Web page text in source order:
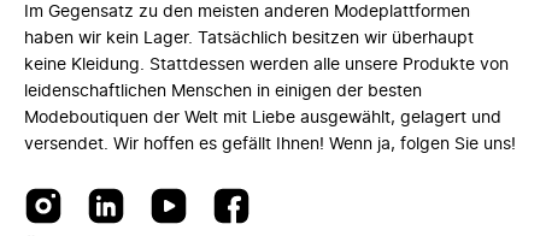
Im Gegensatz zu den meisten anderen Modeplattformen
haben wir kein Lager. Tatsächlich besitzen wir überhaupt
keine Kleidung. Stattdessen werden alle unsere Produkte von
leidenschaftlichen Menschen in einigen der besten
Modeboutiquen der Welt mit Liebe ausgewählt, gelagert und
versendet. Wir hoffen es gefällt Ihnen! Wenn ja, folgen Sie uns!